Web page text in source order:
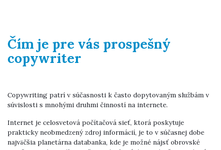
Čím je pre vás prospešný
copywriter
Copywriting patrí v súčasnosti k často dopytovaným službám v
súvislosti s mnohými druhmi činností na internete.
Internet je celosvetová počítačová sieť, ktorá poskytuje
prakticky neobmedzený zdroj informácií, je to v súčasnej dobe
najväčšia planetárna databanka, kde je možné nájsť obrovské